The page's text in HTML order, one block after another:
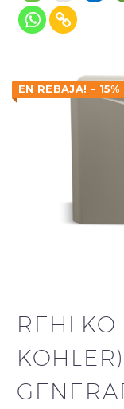
EN REBAJA! - 15%
REHLKO